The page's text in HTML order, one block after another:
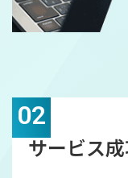
02
サービス